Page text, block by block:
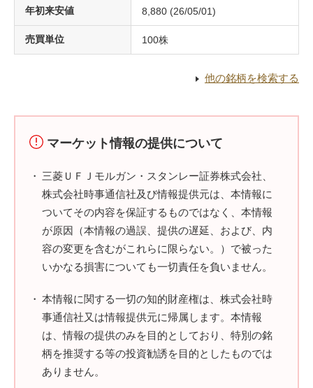
年初来安値 8,880 (26/05/01)
売買単位 100株
他の銘柄を検索する
マーケット情報の提供について
三菱ＵＦＪモルガン・スタンレー証券株式会社、
株式会社時事通信社及び情報提供元は、本情報に
ついてその内容を保証するものではなく、本情報
が原因（本情報の過誤、提供の遅延、および、内
容の変更を含むがこれらに限らない。）で被った
いかなる損害についても一切責任を負いません。
本情報に関する一切の知的財産権は、株式会社時
事通信社又は情報提供元に帰属します。本情報
は、情報の提供のみを目的としており、特別の銘
柄を推奨する等の投資勧誘を目的としたものでは
ありません。